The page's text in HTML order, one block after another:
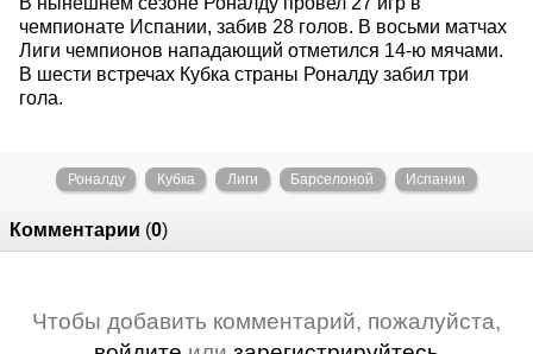
чемпионате Испании, забив 28 голов. В восьми матчах
Лиги чемпионов нападающий отметился 14-ю мячами.
В шести встречах Кубка страны Роналду забил три
гола.
Роналду Кубка Лиги Барселоной Испании
Комментарии (0)
Чтобы добавить комментарий, пожалуйста,